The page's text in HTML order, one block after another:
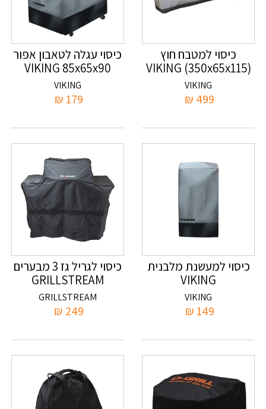
כיסוי למטבח חוץ
(350x65x115) VIKING
VIKING
499
₪
כיסוי עגלה לטאבון אפור
VIKING ׁׂ85x65x90
VIKING
179
₪
כיסוי למעשנת מלבנית
VIKING
VIKING
149
₪
כיסוי לגריל גז 3 מבערים
GRILLSTREAM
GRILLSTREAM
249
₪